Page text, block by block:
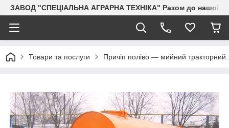
ЗАВОД "СПЕЦІАЛЬНА АГРАРНА ТЕХНІКА" Разом до нашої
Товари та послуги Причіп поліво — мийний